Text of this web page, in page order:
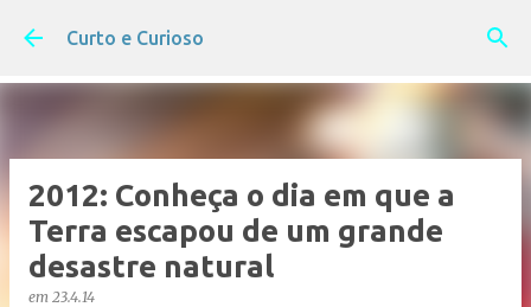
Pular para o conteúdo principal
Curto e Curioso
2012: Conheça o dia em que a
Terra escapou de um grande
desastre natural
em 23.4.14